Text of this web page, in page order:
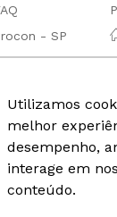
Utilizamos
melhor
desempenho,
interage em
conteúdo.
- SP